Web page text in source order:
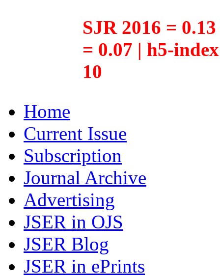
SJR 2016 =
= 0.07 | h5-
10
Home
Current Issue
Subscription
Journal Archive
Advertising
JSER in OJS
JSER Blog
JSER in ePrints